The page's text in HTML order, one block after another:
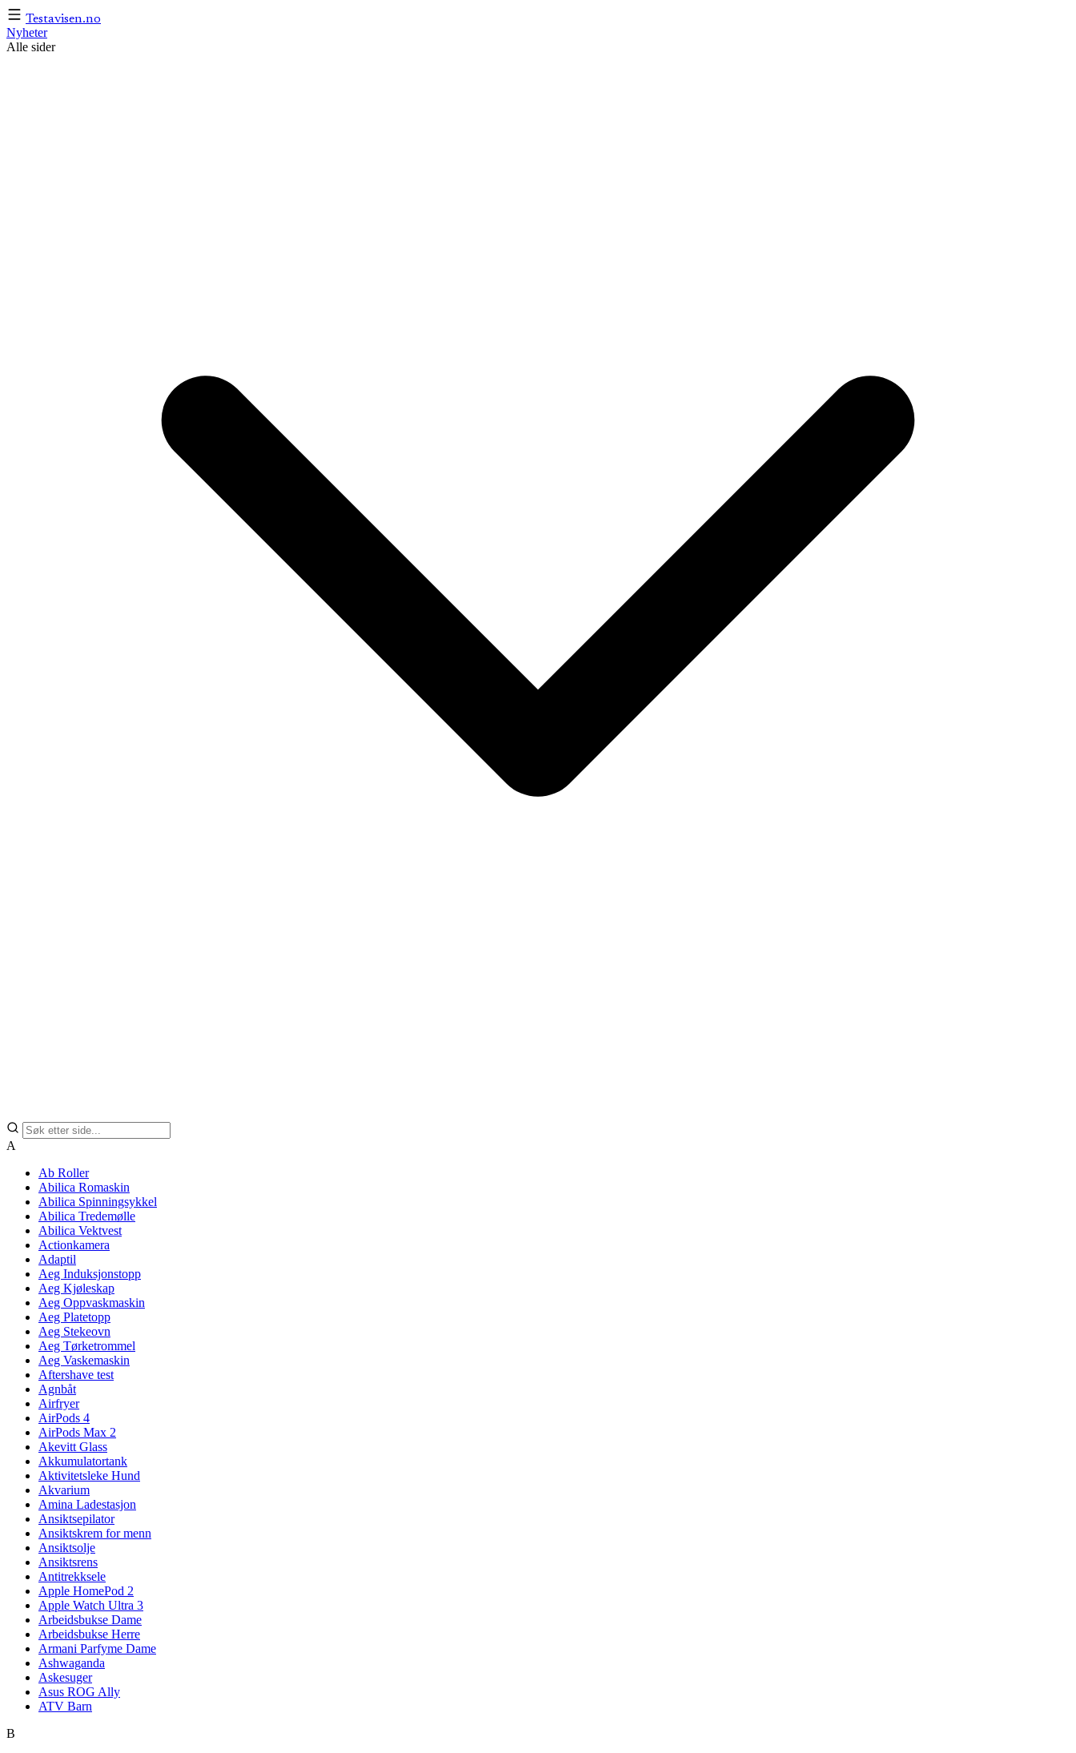
Testavisen.no
Nyheter
Alle sider
A
Ab Roller
Abilica Romaskin
Abilica Spinningsykkel
Abilica Tredemølle
Abilica Vektvest
Actionkamera
Adaptil
Aeg Induksjonstopp
Aeg Kjøleskap
Aeg Oppvaskmaskin
Aeg Platetopp
Aeg Stekeovn
Aeg Tørketrommel
Aeg Vaskemaskin
Aftershave test
Agnbåt
Airfryer
AirPods 4
AirPods Max 2
Akevitt Glass
Akkumulatortank
Aktivitetsleke Hund
Akvarium
Amina Ladestasjon
Ansiktsepilator
Ansiktskrem for menn
Ansiktsolje
Ansiktsrens
Antitrekksele
Apple HomePod 2
Apple Watch Ultra 3
Arbeidsbukse Dame
Arbeidsbukse Herre
Armani Parfyme Dame
Ashwaganda
Askesuger
Asus ROG Ally
ATV Barn
B